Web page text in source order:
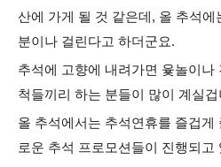
산에 가게 될 것 같은데, 올 추석
분이나 걸린다고 하더군요.
추석에 고향에 내려가면 윷놀이나
척들끼리 하는 분들이 많이 계실겁
올 추석에서는 추석연휴를 즐겁게
로운 추석 프로모션들이 진행되고